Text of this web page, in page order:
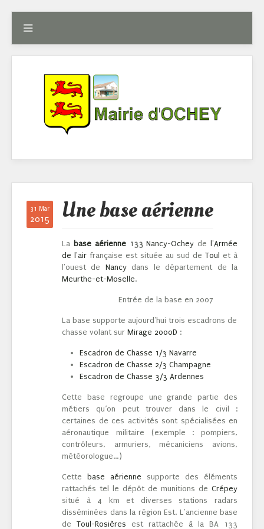
31 Mar
2015 Une base aérienne
La base aérienne133 Nancy-Ochey de
l'Armée
de l'air française est située au sud de Toul
et à
l'ouest de Nancydans le département de la
Meurthe-et-Moselle.
Entrée de la base en 2007
La base supporte aujourd'hui trois escadrons de
chasse volant sur Mirage 2000D :
Escadron de Chasse 1/3 Navarre
Escadron de Chasse 2/3 Champagne
Escadron de Chasse 3/3 Ardennes
Cette base regroupe une grande partie des
métiers qu’on peut trouver dans le civil :
certaines de ces activités sont spécialisées en
aéronautique militaire (exemple : pompiers,
contrôleurs, armuriers, mécaniciens avions,
météorologue…)
Cette base aérienne supporte des éléments
rattachés tel le dépôt de munitions de Crépey
situé à 4 km et diverses stations radars
disséminées dans la région Est. L'ancienne base
de Toul-Rosières est rattachée à la BA 133